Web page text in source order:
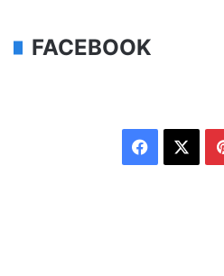
FACEBOOK
Facebook